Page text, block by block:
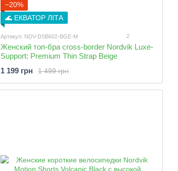
−20%
🌊 ЕКВАТОР ЛІТА
Артикул: NDV-DSB602-BGE-M 2
Женский топ-бра cross-border Nordvik Luxe-
Support: Premium Thin Strap Beige
1 499 грн
1 199 грн